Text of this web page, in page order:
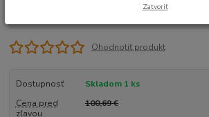
Ohodnotiť produkt
Dostupnosť
Skladom 1 ks
Cena pred
zľavou
100,69 €
Zatvoriť